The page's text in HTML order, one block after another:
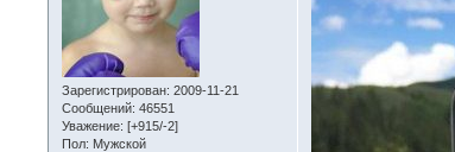
Зарегистрирован: 2009-11-21
Сообщений: 46551
Уважение: [+915/-2]
Пол: Мужской